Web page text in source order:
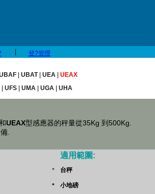
登?管理
UBAT UEA| UEAX
UFS UMA| UGA| UHA
UEAX型感應器的秤量從35Kg 到500Kg.
適用範圍:
* 台秤
* 小地磅